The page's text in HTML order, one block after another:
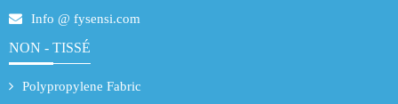
Info @ fysensi.com
NON - TISSÉ
Polypropylene Fabric